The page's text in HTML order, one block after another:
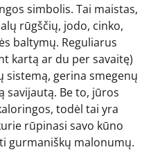
simbolis. Tai maistas,
rūgščių, jodo, cinko,
baltymų. Reguliarus
kartą ar du per savaitę)
gerina smegenų
savijautą. Be to, jūros
todėl tai yra
rūpinasi savo kūno
gurmaniškų malonumų.